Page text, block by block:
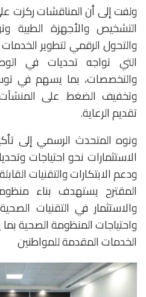
ولفت إلى أن المناقشات ركزت
التشخيص والأجهزة الطبية
والتحول الرقمي لتطوير
التي تواجه تحديات في
والتخصصات، بما يسهم في
وتخفيف الضغط على
تقديم الرعاية.
ونوه المتحدث الرسمي إلى
الاستثمارات نحو احتياجات
ودعم الابتكارات والتقنيات
المقترح يستهدف بناء
والاستثمار في التقنيات
واحتياجات المنظومة الصحية
الخدمات المقدمة للمواطنين